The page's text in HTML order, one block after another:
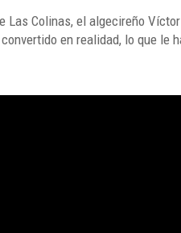
Colinas, el algecireño
en realidad, lo que le